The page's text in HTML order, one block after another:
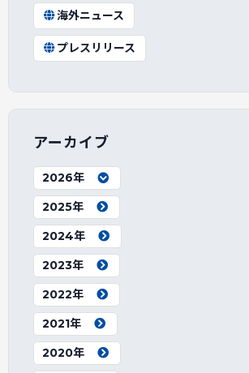
海外ニュース
プレスリリース
アーカイブ
2026年
2025年
2024年
2023年
2022年
2021年
2020年